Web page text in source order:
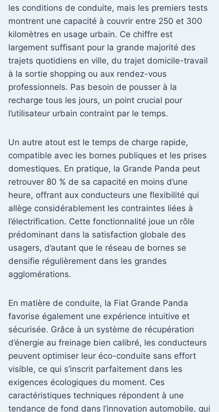
les conditions de conduite, mais les premiers tests
montrent une capacité à couvrir entre 250 et 300
kilomètres en usage urbain. Ce chiffre est
largement suffisant pour la grande majorité des
trajets quotidiens en ville, du trajet domicile-travail
à la sortie shopping ou aux rendez-vous
professionnels. Pas besoin de pousser à la
recharge tous les jours, un point crucial pour
l’utilisateur urbain contraint par le temps.
Un autre atout est le temps de charge rapide,
compatible avec les bornes publiques et les prises
domestiques. En pratique, la Grande Panda peut
retrouver 80 % de sa capacité en moins d’une
heure, offrant aux conducteurs une flexibilité qui
allège considérablement les contraintes liées à
l’électrification. Cette fonctionnalité joue un rôle
prédominant dans la satisfaction globale des
usagers, d’autant que le réseau de bornes se
densifie régulièrement dans les grandes
agglomérations.
En matière de conduite, la Fiat Grande Panda
favorise également une expérience intuitive et
sécurisée. Grâce à un système de récupération
d’énergie au freinage bien calibré, les conducteurs
peuvent optimiser leur éco-conduite sans effort
visible, ce qui s’inscrit parfaitement dans les
exigences écologiques du moment. Ces
caractéristiques techniques répondent à une
tendance de fond dans l’innovation automobile, qui